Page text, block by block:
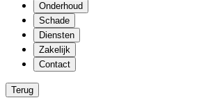
Onderhoud
Schade
Diensten
Zakelijk
Contact
Terug